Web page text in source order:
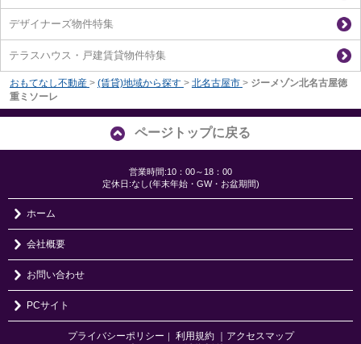
デザイナーズ物件特集
テラスハウス・戸建賃貸物件特集
おもてなし不動産 > (賃貸)地域から探す > 北名古屋市 > ジーメゾン北名古屋徳
重ミソーレ
ページトップに戻る
営業時間:10：00～18：00
定休日:なし(年末年始・GW・お盆期間)
ホーム
会社概要
お問い合わせ
PCサイト
プライバシーポリシー 利用規約 ｜アクセスマップ